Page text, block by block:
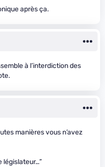
après ça.
à l’interdiction des
manières vous n’avez
législateur…”